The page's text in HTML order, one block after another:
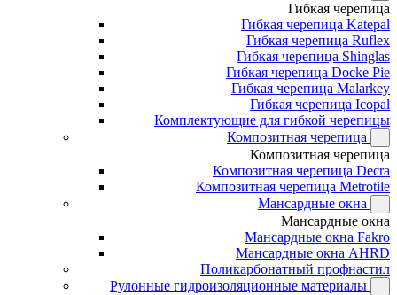
Гибкая черепица
Гибкая черепица Katepal
Гибкая черепица Ruflex
Гибкая черепица Shinglas
Гибкая черепица Docke Pie
Гибкая черепица Malarkey
Гибкая черепица Icopal
Комплектующие для гибкой черепицы
Композитная черепица
Композитная черепица
Композитная черепица Decra
Композитная черепица Metrotile
Мансардные окна
Мансардные окна
Мансардные окна Fakro
Мансардные окна AHRD
Поликарбонатный профнастил
Рулонные гидроизоляционные материалы